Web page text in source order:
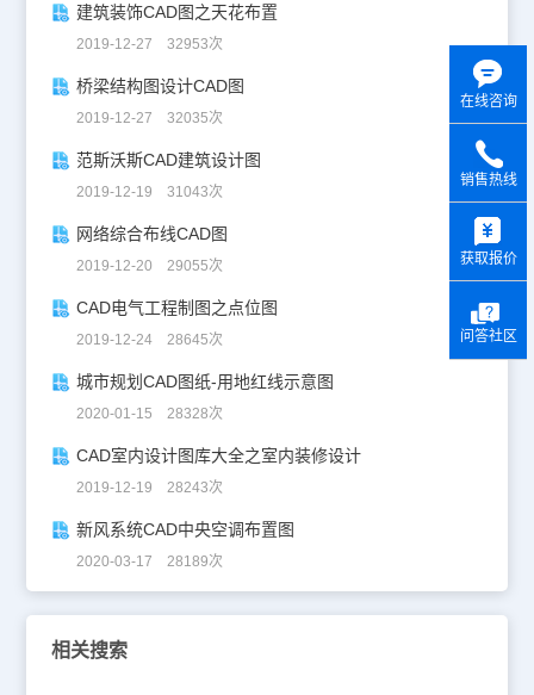
建筑装饰CAD图之天花布置
2019-12-27 32953次
桥梁结构图设计CAD图
2019-12-27 32035次
范斯沃斯CAD建筑设计图
2019-12-19 31043次
网络综合布线CAD图
2019-12-20 29055次
CAD电气工程制图之点位图
2019-12-24 28645次
城市规划CAD图纸-用地红线示意图
2020-01-15 28328次
CAD室内设计图库大全之室内装修设计
2019-12-19 28243次
新风系统CAD中央空调布置图
2020-03-17 28189次
相关搜索
在线咨询
销售热线
获取报价
问答社区